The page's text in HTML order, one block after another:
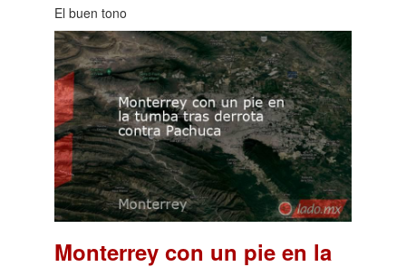
El buen tono
Monterrey con un pie en la